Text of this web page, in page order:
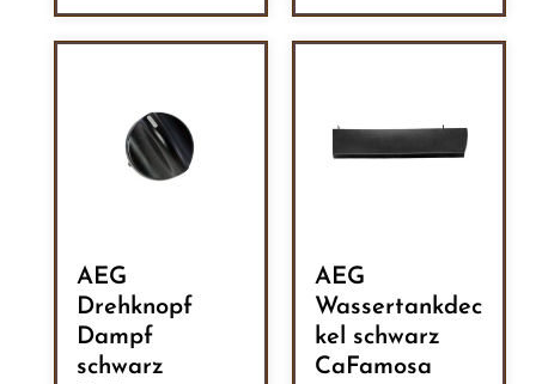
AEG
Drehknopf
Dampf
schwarz
AEG
Wassertankdec
kel schwarz
CaFamosa